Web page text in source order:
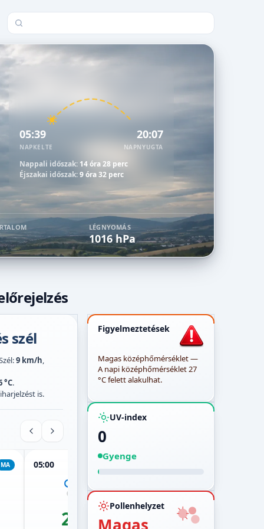
Település keresése
05:39
NAPKELTE
20:07
NAPNYUGTA
Nappali időszak: 14 óra 28 perc
Éjszakai időszak:9 óra 32 perc
LÉGNYOMÁS
1016 hPa
szél
9 km/h,
°C.
is.
MA 05:00
20° 21°
Figyelmeztetések
Magas középhőmérséklet —
A napi középhőmérséklet 27
°C felett alakulhat.
UV-index
0
Gyenge
Pollenhelyzet
Magas